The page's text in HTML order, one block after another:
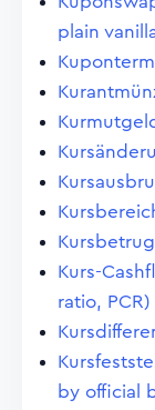
plain
Kurs-
ratio, PCR)
by official